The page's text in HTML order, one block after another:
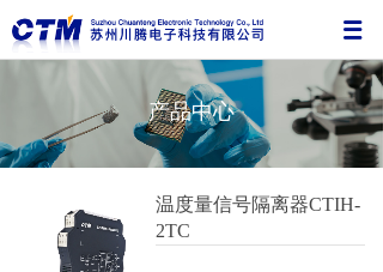
产品中心
温度量信号隔离器CTIH-
2TC